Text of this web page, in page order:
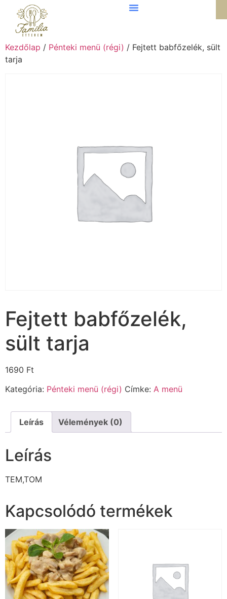
Kezdőlap / Pénteki menü (régi) / Fejtett babfőzelék, sült
tarja
Fejtett babfőzelék,
sült tarja
1690 Ft
Kategória: Pénteki menü (régi) Címke: A menü
Leírás Vélemények (0)
Leírás
TEM,TOM
Kapcsolódó termékek